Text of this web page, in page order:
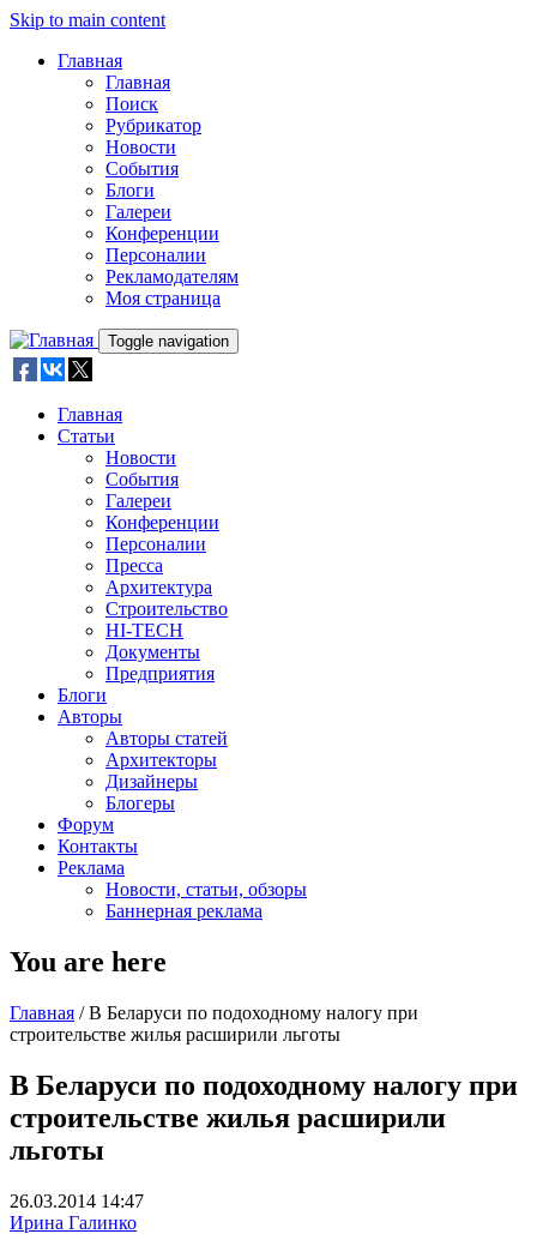
Skip to main content
Главная
Главная
Поиск
Рубрикатор
Новости
События
Блоги
Галереи
Конференции
Персоналии
Рекламодателям
Моя страница
Toggle navigation
Главная
Статьи
Новости
События
Галереи
Конференции
Персоналии
Пресса
Архитектура
Строительство
HI-TECH
Документы
Предприятия
Блоги
Авторы
Авторы статей
Архитекторы
Дизайнеры
Блогеры
Форум
Контакты
Реклама
Новости, статьи, обзоры
Баннерная реклама
You are here
Главная / В Беларуси по подоходному налогу при
строительстве жилья расширили льготы
В Беларуси по подоходному налогу при
строительстве жилья расширили
льготы
26.03.2014 14:47
Ирина Галинко